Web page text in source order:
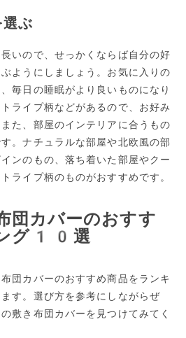
ぶ
いので、せっかくならば自分の好
ようにしましょう。お気に入りの
毎日の睡眠がより良いものになり
ライプ柄などがあるので、お好み
た、部屋のインテリアに合うもの
。ナチュラルな部屋や北欧風の部
ンのもの、落ち着いた部屋やクー
ライプ柄のものがおすすめです。
団カバーのおすす
ング10選
団カバーのおすすめ商品をランキ
す。選び方を参考にしながらぜ
敷き布団カバーを見つけてみてく